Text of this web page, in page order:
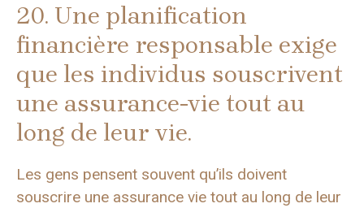
20. Une planification
financière responsable exige
que les individus souscrivent
une assurance-vie tout au
long de leur vie.
Les gens pensent souvent qu’ils doivent
souscrire une assurance vie tout au long de leur